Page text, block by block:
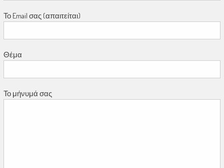
Το Email σας (απαιτείται)
Θέμα
Το μήνυμά σας